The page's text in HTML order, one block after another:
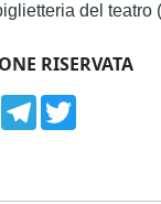
del teatro
RISERVATA
WhatsApp
Telegram